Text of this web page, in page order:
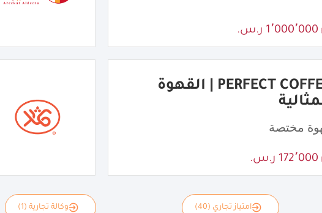
1٬000٬000 ر.س.
PERFECT COFFEE | القهوة
مختصة
172٬000 ر.س.
امتياز تجاري (40) وكالة تجارية (1)